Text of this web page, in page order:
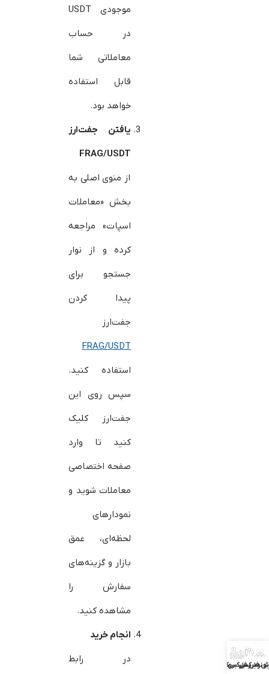
موجودی USDT
در حساب
معاملاتی شما
قابل استفاده
خواهد بود.
یافتن جفت‌ارز
FRAG/USDT
از منوی اصلی به
بخش «معاملات
اسپات» مراجعه
کرده و از نوار
جستجو برای
پیدا کردن
جفت‌ارز
FRAG/USDT
استفاده کنید.
سپس روی این
جفت‌ارز کلیک
کنید تا وارد
صفحه اختصاصی
معاملات شوید و
نمودارهای
لحظه‌ای، عمق
بازار و گزینه‌های
سفارش را
مشاهده کنید.
انجام خرید
در رابط
فارکس
بونوس فارکس
بررسی بروکرها